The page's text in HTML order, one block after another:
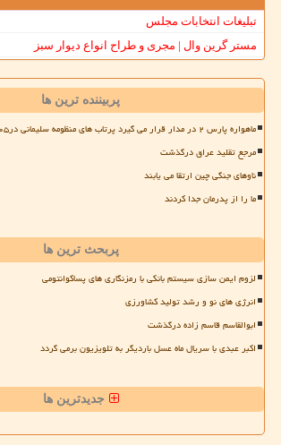
تبلیغات انتخابات مجلس
مستر گرین وال | مجری و طراح انواع دیوار سبز
پربیننده ترین ها
ماهواره پارس ۲ در مدار قرار می گیرد پرتاب های منظومه سلیمانی در۱۴۰۵
مرجع تقلید عراق درگذشت
ناوهای جنگی چین ارتقا می یابند
ما را از پدرمان جدا کردند
پربحث ترین ها
لزوم ایمن سازی سیستم بانکی با رمزنگاری های پساکوانتومی
انرژی های نو و رشد تولید کشاورزی
ابوالقاسم قاسم زاده درگذشت
اکبر عبدی با سریال ماه عسل باردیگر به تلویزیون برمی گردد
جدیدترین ها